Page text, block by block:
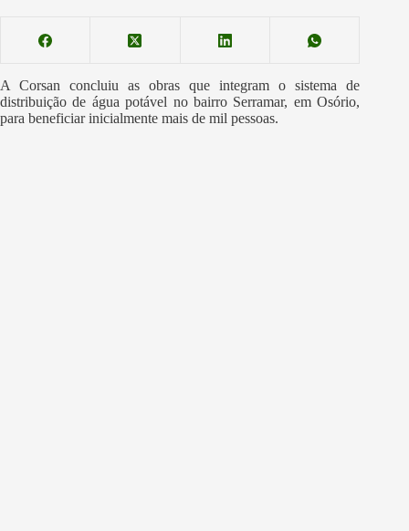
A Corsan concluiu as obras que integram o sistema de
distribuição de água potável no bairro Serramar, em Osório,
para beneficiar inicialmente mais de mil pessoas.